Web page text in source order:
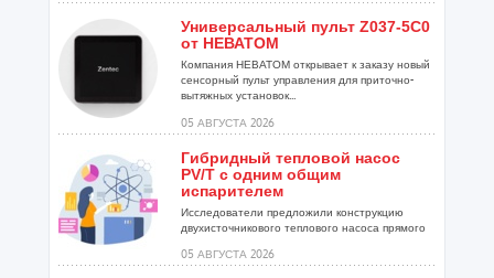
Универсальный пульт Z037-5C0
от НЕВАТОМ
Компания НЕВАТОМ открывает к заказу новый
сенсорный пульт управления для приточно-
вытяжных установок...
05 АВГУСТА 2026
Гибридный тепловой насос
PV/T с одним общим
испарителем
Исследователи предложили конструкцию
двухисточникового теплового насоса прямого
05 АВГУСТА 2026